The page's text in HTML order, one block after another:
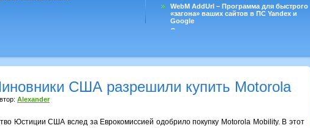
WebM AddUrl – Программа для быстрого
«загона» ваших сайтов в ПС Yandex и
Google
Существует вопросы, на которые не
США разрешили купить Motorola
Alexander
Юстиции США вслед за Еврокомиссией одобрило покупку Motorola Mobility. В этот